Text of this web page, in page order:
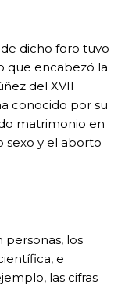
dicho foro tuvo
que encabezó la
del XVII
conocido por su
matrimonio en
sexo y el aborto
personas, los
e
las cifras